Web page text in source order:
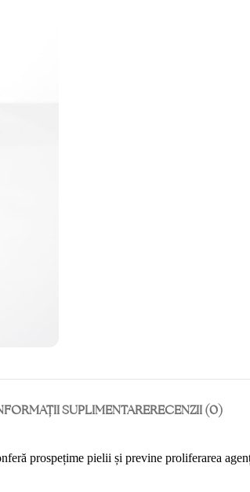
SUPLIMENTARERECENZII (0)
prospețime pielii și previne proliferarea